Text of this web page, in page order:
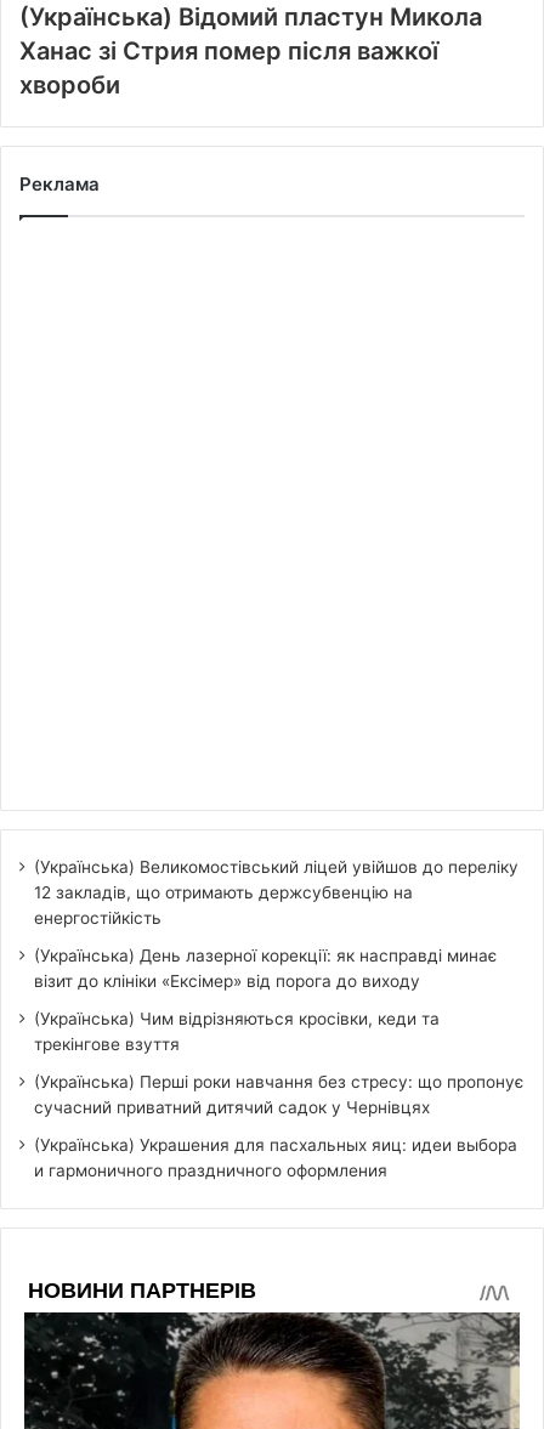
(Українська) Відомий пластун Микола
Ханас зі Стрия помер після важкої
хвороби
Реклама
(Українська) Великомостівський ліцей увійшов до переліку
12 закладів, що отримають держсубвенцію на
енергостійкість
(Українська) День лазерної корекції: як насправді минає
візит до клініки «Ексімер» від порога до виходу
(Українська) Чим відрізняються кросівки, кеди та
трекінгове взуття
(Українська) Перші роки навчання без стресу: що пропонує
сучасний приватний дитячий садок у Чернівцях
(Українська) Украшения для пасхальных яиц: идеи выбора
и гармоничного праздничного оформления